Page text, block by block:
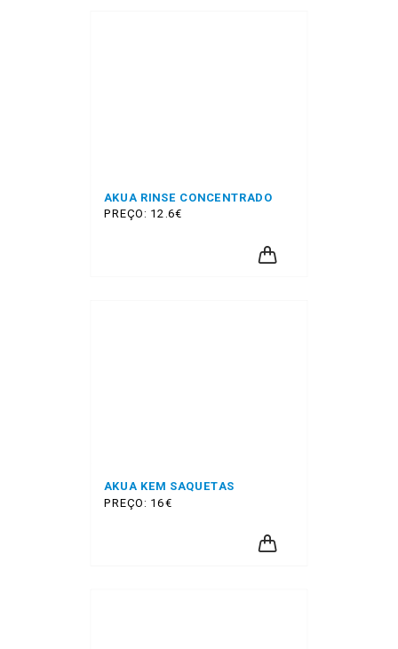
AKUA RINSE CONCENTRADO
PREÇO: 12.6€
AKUA KEM SAQUETAS
PREÇO: 16€